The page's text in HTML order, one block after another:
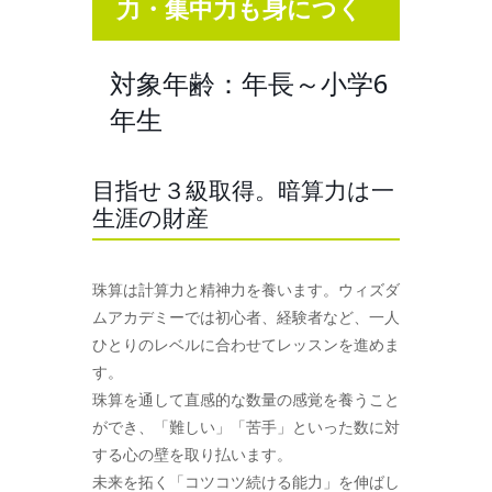
力・集中力も身につく
対象年齢：年長～小学6
年生
目指せ３級取得。暗算力は一
生涯の財産
珠算は計算力と精神力を養います。ウィズダ
ムアカデミーでは初心者、経験者など、一人
ひとりのレベルに合わせてレッスンを進めま
す。
珠算を通して直感的な数量の感覚を養うこと
ができ、「難しい」「苦手」といった数に対
する心の壁を取り払います。
未来を拓く「コツコツ続ける能力」を伸ばし